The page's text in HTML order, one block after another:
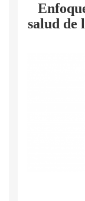
salud de